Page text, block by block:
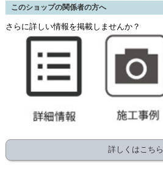
このショップの関係者の方へ
さらに詳しい情報を掲載しませんか？
詳しくはこちら